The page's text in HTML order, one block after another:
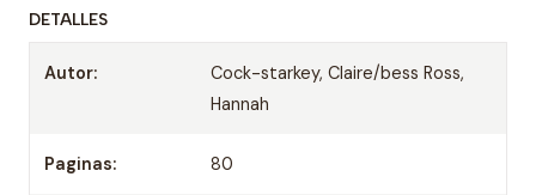
DETALLES
Autor:
Cock-starkey, Claire/bess Ross,
Hannah
Paginas: 80